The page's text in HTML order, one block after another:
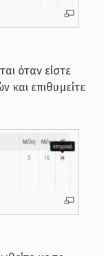
όταν είστε
και επιθυμείτε